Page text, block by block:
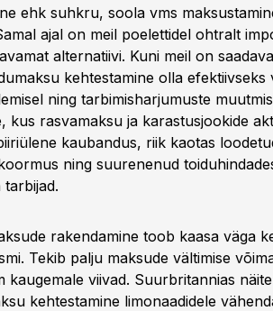
ehk suhkru, soola vms
ajal on meil poelettidel ohtralt
alternatiivi. Kuni meil on
kehtestamine olla efektiivseks
ning tarbimisharjumuste
kus rasvamaksu ja karastusjookide
kaubandus, riik kaotas
ning suurenenud
tarbijad.
rakendamine toob kaasa väga
Tekib palju maksude vältimise
kaugemale viivad. Suurbritannias
kehtestamine limonaadidele